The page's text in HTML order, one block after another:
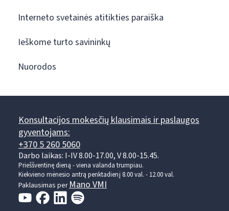
Interneto svetainės atitikties paraiška
Ieškome turto savininkų
Nuorodos
Konsultacijos mokesčių klausimais ir paslaugos
gyventojams:
+370 5 260 5060
Darbo laikas: I-IV 8.00-17.00, V 8.00-15.45.
Prieššventinę dieną - viena valanda trumpiau.
Kiekvieno mėnesio antrą penktadienį 8.00 val. - 12.00 val.
Paklausimas per Mano VMI